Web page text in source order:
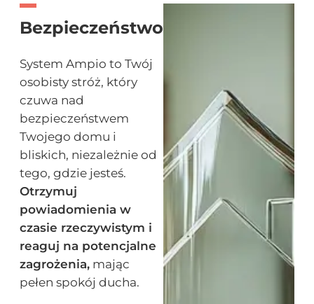
Bezpieczeństwo
System Ampio to Twój
osobisty stróż, który
czuwa nad
bezpieczeństwem
Twojego domu i
bliskich, niezależnie od
tego, gdzie jesteś.
Otrzymuj
powiadomienia w
czasie rzeczywistym i
reaguj na potencjalne
zagrożenia, mając
pełen spokój ducha.